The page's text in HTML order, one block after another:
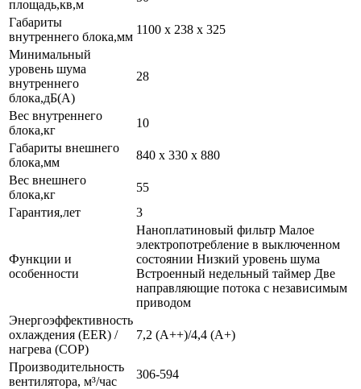
площадь,кв,м
Габариты
внутреннего блока,мм
1100 x 238 x 325
Минимальный
уровень шума
внутреннего
блока,дБ(А)
28
Вес внутреннего
блока,кг
10
Габариты внешнего
блока,мм
840 x 330 x 880
Вес внешнего
блока,кг
55
Гарантия,лет
3
Функции и
особенности
Наноплатиновый фильтр Малое
электропотребление в выключенном
состоянии Низкий уровень шума
Встроенный недельный таймер Две
направляющие потока с независимым
приводом
Энергоэффективность
охлаждения (EER) /
нагрева (COP)
7,2 (A++)/4,4 (A+)
Производительность
вентилятора, м³/час
306-594